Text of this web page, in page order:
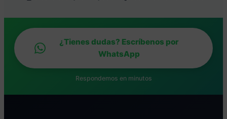
¿Tienes dudas? Escríbenos por
WhatsApp
Respondemos en minutos